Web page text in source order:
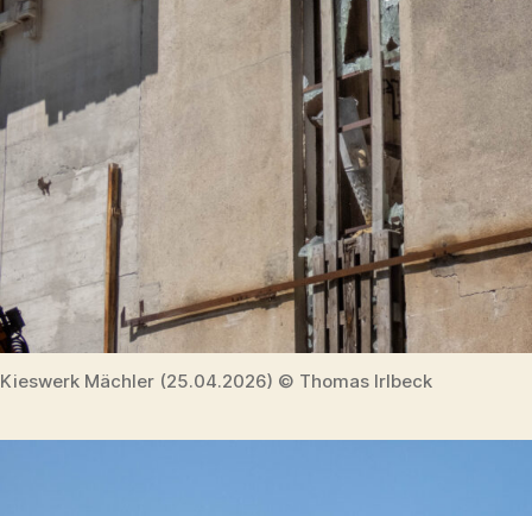
Kieswerk Mächler (25.04.2026) © Thomas Irlbeck